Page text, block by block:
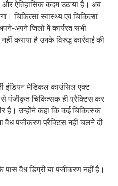
और ऐतिहासिक कदम उठाया है। अब
चिकित्सा स्वास्थ्य एवं चिकित्सा
अपने जिलों में कार्यरत सभी
कराया है उनके विरुद्ध कार्रवाई की
इंडियन मेडिकल काउंसिल एक्ट
पंजीकृत चिकित्सक ही प्रैक्टिस कर
है। उन्होंने कहा कि कई चिकित्सक
वैध पंजीकरण प्रैक्टिस नहीं चलने दी
वैध डिग्री या पंजीकरण नहीं है।